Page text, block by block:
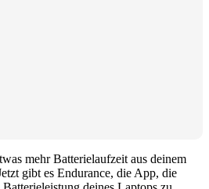
mehr Batterielaufzeit aus deinem
gibt es Endurance, die App, die